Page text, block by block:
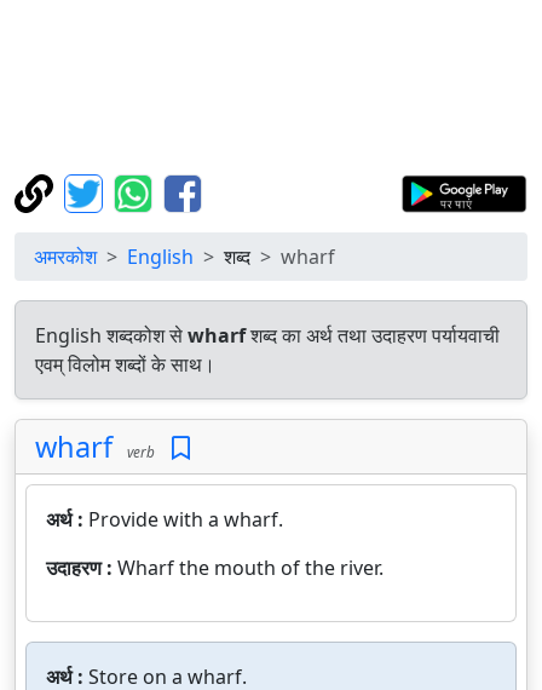
अमरकोश English शब्द wharf
English शब्दकोश सेwharfशब्द का अर्थ तथा उदाहरण पर्यायवाची
एवम् विलोम शब्दों के साथ।
wharf verb
अर्थ : Provide with a wharf.
उदाहरण : Wharf the mouth of the river.
अर्थ : Store on a wharf.